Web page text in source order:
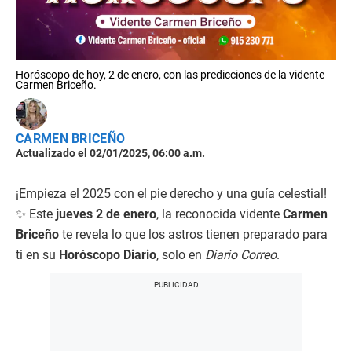
Horóscopo de hoy, 2 de enero, con las predicciones de la vidente
Carmen Briceño.
CARMEN BRICEÑO
Actualizado el 02/01/2025, 06:00 a.m.
¡Empieza el 2025 con el pie derecho y una guía celestial!
✨ Este jueves 2 de enero, la reconocida vidente Carmen
Briceño te revela lo que los astros tienen preparado para
ti en su Horóscopo Diario, solo en Diario Correo.